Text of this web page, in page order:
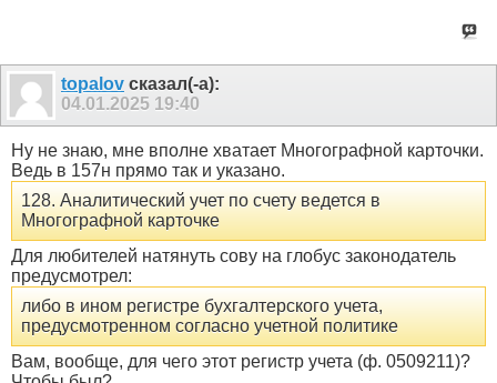
topalov сказал(-а):
04.01.2025 19:40
Ну не знаю, мне вполне хватает Многографной карточки.
Ведь в 157н прямо так и указано.
128. Аналитический учет по счету ведется в
Многографной карточке
Для любителей натянуть сову на глобус законодатель
предусмотрел:
либо в ином регистре бухгалтерского учета,
предусмотренном согласно учетной политике
Вам, вообще, для чего этот регистр учета (ф. 0509211)?